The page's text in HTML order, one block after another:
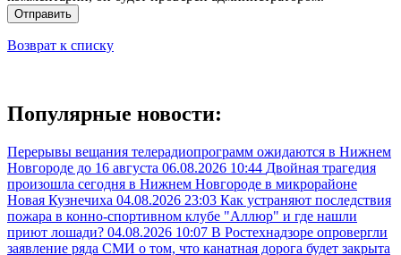
Отправить
Возврат к списку
Популярные новости:
Перерывы вещания телерадиопрограмм ожидаются в Нижнем
Новгороде до 16 августа 06.08.2026 10:44 Двойная трагедия
произошла сегодня в Нижнем Новгороде в микрорайоне
Новая Кузнечиха 04.08.2026 23:03 Как устраняют последствия
пожара в конно-спортивном клубе "Аллюр" и где нашли
приют лошади? 04.08.2026 10:07 В Ростехнадзоре опровергли
заявление ряда СМИ о том, что канатная дорога будет закрыта